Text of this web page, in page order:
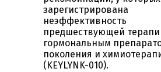
зарегистрирована
неэффективность
предшествующей
гормональным
поколения и
(KEYLYNK-010).